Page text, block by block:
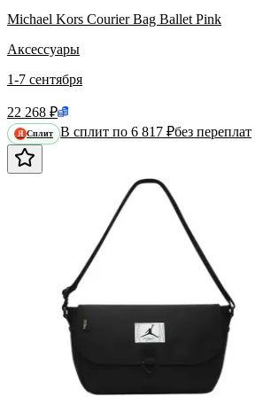
Michael Kors Courier Bag Ballet Pink
Аксессуары
1-7 сентября
22 268 ₽
Я Сплит В сплит по 6 817 ₽без переплат